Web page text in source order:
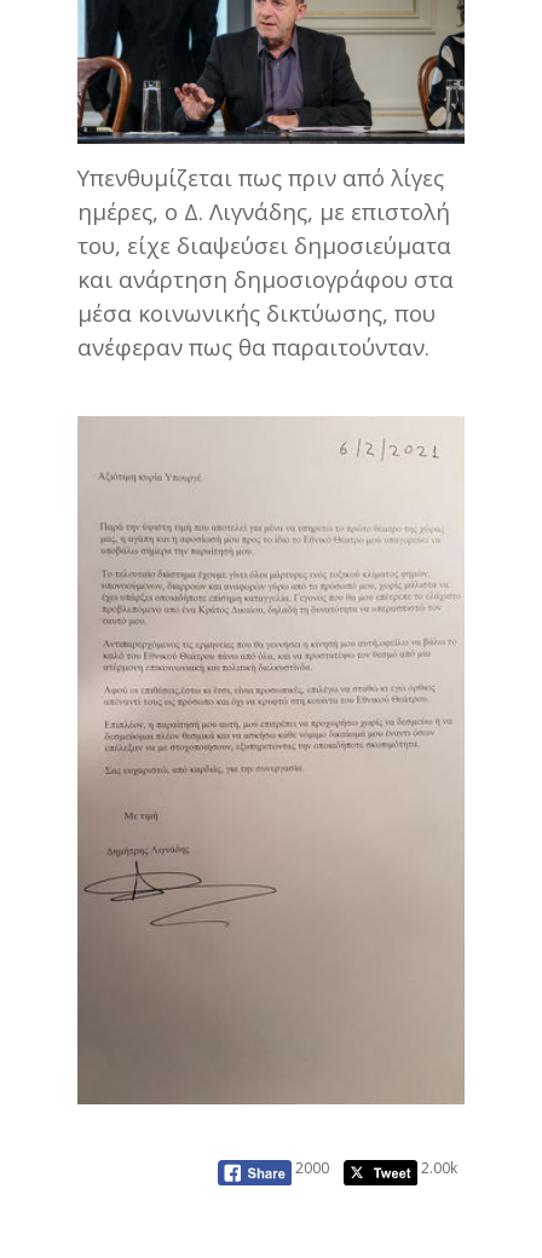
Υπενθυμίζεται πως πριν από λίγες
ημέρες, ο Δ. Λιγνάδης, με επιστολή
του, είχε διαψεύσει δημοσιεύματα
και ανάρτηση δημοσιογράφου στα
μέσα κοινωνικής δικτύωσης, που
ανέφεραν πως θα παραιτούνταν.
2000 2.00k